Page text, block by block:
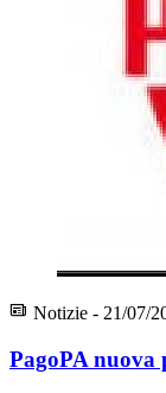
Notizie - 21/07/
PagoPA nuova